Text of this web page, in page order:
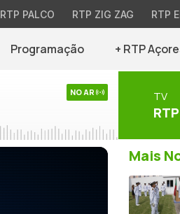
RTP PALCO RTP ZIG ZAG RTP
Programação + RTP
NO AR TV
Mais